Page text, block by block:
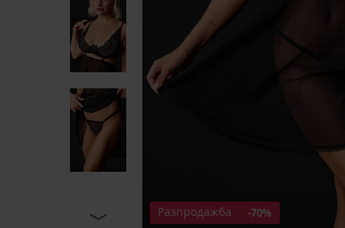
Разпродажба -70%